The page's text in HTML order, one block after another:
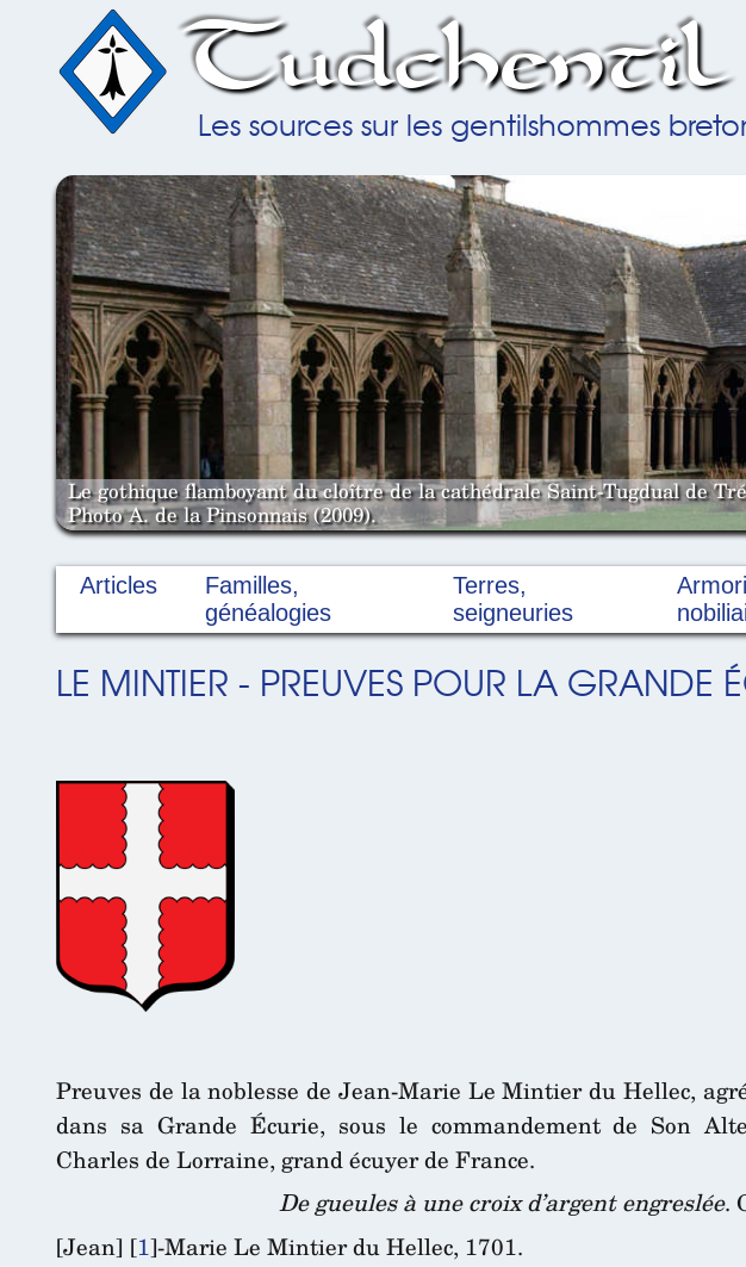
Tudchentil
Les sources sur les gentilshommes
Le gothique flamboyant du cloître de la cathédrale Saint-Tugdual de
Photo A. de la Pinsonnais (2009).
Articles
Familles,
généalogies
Terres,
seigneuries
LE MINTIER - PREUVES POUR LA GRANDE
Preuves de la noblesse de Jean-Marie Le Mintier du Hellec,
dans sa Grande Écurie, sous le commandement de Son
Charles de Lorraine, grand écuyer de France.
De gueules à une croix d’argent engreslée.
[Jean] [1]-Marie Le Mintier du Hellec, 1701.